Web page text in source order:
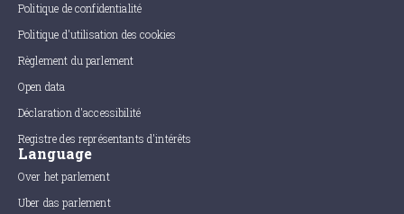
Politique de confidentialité
Politique d'utilisation des cookies
Règlement du parlement
Open data
Déclaration d'accessibilité
Registre des représentants d'intérêts
Language
Over het parlement
Uber das parlement